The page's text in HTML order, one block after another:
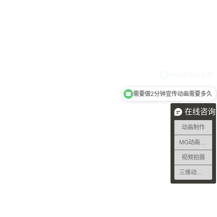
在线咨询
动画制作
MG动画制作
视频拍摄
三维动画制作
需要做2分钟宣传动画需要多久